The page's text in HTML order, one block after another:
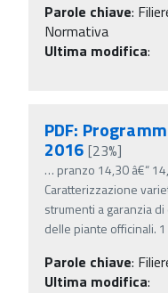
Parole chiave:
Normativa
Ultima modifica:
PDF:
2016 [23%]
… pranzo 14,30 â€“
Caratterizzazione
strumenti a garanzia
delle piante officinali. 1
Parole chiave:
Ultima modifica: